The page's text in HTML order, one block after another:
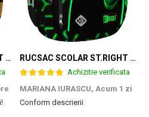
RUCSAC SCOLAR ST.RIGHT 4 COMPARTIMENTE BP-04 GAME ZONE 698187 RUCSAC SCOLAR ST.RIGHT 4 COMPARTIMENTE BP-04 GREEN LEVEL 301339
Achizitie verificata
MARIANA IURASCU, Acum 1 zi
Conform descrierii